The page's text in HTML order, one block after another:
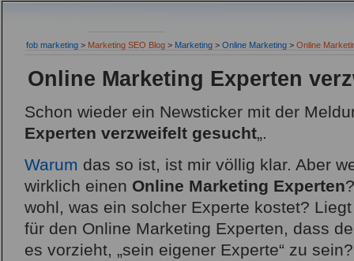
fob marketing > Marketing SEO Blog > Marketing > Online Marketing > Online
Online Marketing Experten
Schon wieder ein Newsticker mit der
Experten verzweifelt gesucht„.
Warum das so ist, ist mir völlig klar. Aber
wirklich einen Online Marketing Experten
wohl, was ein solcher Experte kostet?
für den Online Marketing Experten, dass
es vorzieht, „sein eigener Experte“ zu